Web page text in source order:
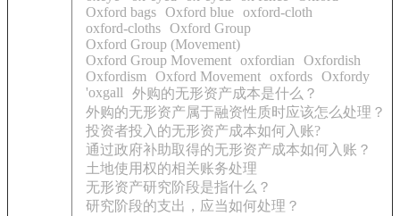
Oxford bags Oxford blue oxford-cloth
oxford-cloths Oxford Group
Oxford Group (Movement)
Oxford Group Movement oxfordian
Oxfordish
Oxfordism
Oxford Movement oxfords Oxfordy
'oxgall
外购的无形资产成本是什么？
外购的无形资产属于融资性质时应该怎么处理？
投资者投入的无形资产成本如何入账?
通过政府补助取得的无形资产成本如何入账？
土地使用权的相关账务处理
无形资产研究阶段是指什么？
研究阶段的支出，应当如何处理？